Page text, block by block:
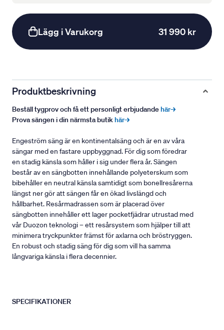
Lägg i Varukorg 31 990 kr
Produktbeskrivning
Beställ tygprov och få ett personligt erbjudandehär→
Prova sängen i din närmsta butikhär→
Engeström säng är en kontinentalsäng och är en av våra
sängar med en fastare uppbyggnad. För dig som föredrar
en stadig känsla som håller i sig under flera år. Sängen
består av en sängbotten innehållande polyeterskum som
bibehåller en neutral känsla samtidigt som bonellresårerna
längst ner gör att sängen får en ökad livslängd och
hållbarhet. Resårmadrassen som är placerad över
sängbotten innehåller ett lager pocketfjädrar utrustad med
vår Duozon teknologi – ett resårsystem som hjälper till att
minimera tryckpunkter främst för axlarna och bröstryggen.
En robust och stadig säng för dig som vill ha samma
långvariga känsla i flera decennier.
SPECIFIKATIONER